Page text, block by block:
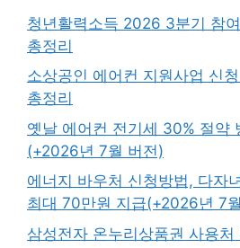
청년활력소득 2026 3분기 참
총정리
소상공인 에어컨 지원사업 신
총정리
옛날 에어컨 전기세 30% 절약
(+2026년 7월 버전)
에너지 바우처 신청방법, 다자
최대 70만원 지급(+2026년 7
삼성전자 온누리상품권 사용